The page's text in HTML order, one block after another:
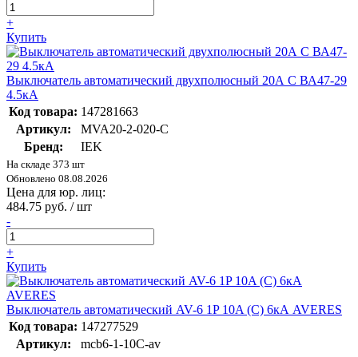
+
Купить
Выключатель автоматический двухполюсный 20А С ВА47-29
4.5кА
Код товара: 147281663
Артикул:
MVA20-2-020-C
Бренд:
IEK
На складе 373 шт
Обновлено 08.08.2026
Цена для юр. лиц:
484.75 руб. / шт
-
+
Купить
Выключатель автоматический AV-6 1P 10A (C) 6кА AVERES
Код товара: 147277529
Артикул:
mcb6-1-10C-av